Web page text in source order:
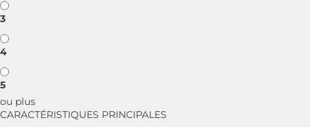
3
4
5
ou plus
CARACTÉRISTIQUES PRINCIPALES